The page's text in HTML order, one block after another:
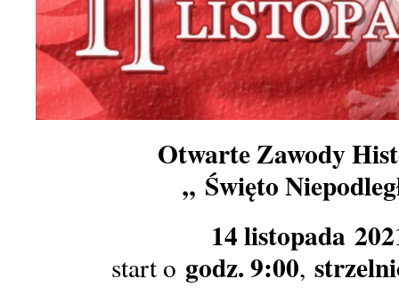
Otwarte Zawody
„ Święto
14 listopada
start o godz. 9:00,